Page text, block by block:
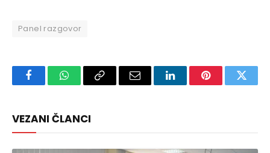
Panel razgovor
FacebookWhatsAppCopy
Email LinkedInPinterest
VEZANI ČLANCI